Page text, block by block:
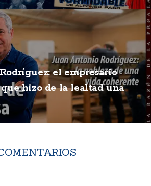
el empresario
hizo de la lealtad una